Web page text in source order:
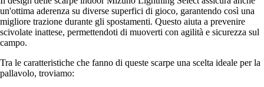
un'ottima aderenza su diverse superfici di gioco, garantendo così una
migliore trazione durante gli spostamenti. Questo aiuta a prevenire
scivolate inattese, permettendoti di muoverti con agilità e sicurezza sul
campo.
Tra le caratteristiche che fanno di queste scarpe una scelta ideale per la
pallavolo, troviamo: